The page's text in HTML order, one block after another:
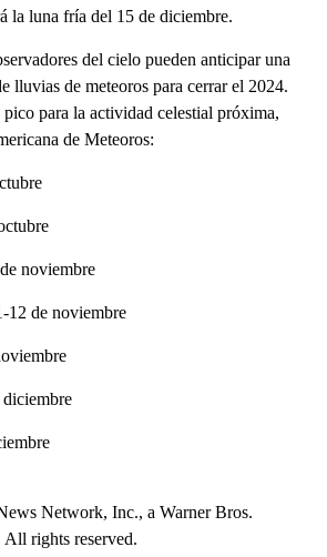
la luna fría del 15 de diciembre.
del cielo pueden anticipar una
lluvias de meteoros para cerrar el 2024.
pico para la actividad celestial próxima,
de Meteoros:
noviembre
12 de noviembre
Network, Inc., a Warner Bros.
rights reserved.